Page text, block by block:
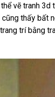
vẽ tranh
thấy bất
trí bằng